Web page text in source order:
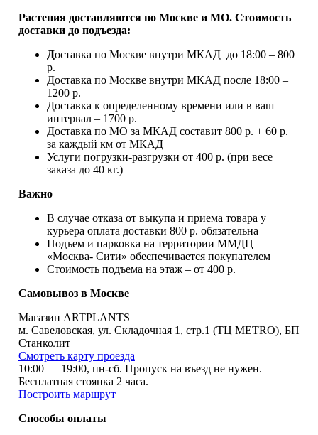
Растения доставляются по Москве и МО. Стоимость
доставки до подъезда:
Доставка по Москве внутри МКАД до 18:00 – 800
р.
Доставка по Москве внутри МКАД после 18:00 –
1200 р.
Доставка к определенному времени или в ваш
интервал – 1700 р.
Доставка по МО за МКАД составит 800 р. + 60 р.
за каждый км от МКАД
Услуги погрузки-разгрузки от 400 р. (при весе
заказа до 40 кг.)
Важно
В случае отказа от выкупа и приема товара у
курьера оплата доставки 800 р. обязательна
Подъем и парковка на территории ММДЦ
«Москва- Сити» обеспечивается покупателем
Стоимость подъема на этаж – от 400 р.
Самовывоз в Москве
Магазин ARTPLANTS
м. Савеловская, ул. Складочная 1, стр.1 (ТЦ METRO), БП
Станколит
Смотреть карту проезда
10:00 — 19:00, пн-сб. Пропуск на въезд не нужен.
Бесплатная стоянка 2 часа.
Построить маршрут
Способы оплаты